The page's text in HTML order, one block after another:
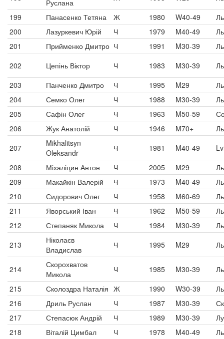
Руслана
199
Панасенко Тетяна Ж 1980 W40-49
200
Лазуркевич Юрій Ч 1979 M40-49
201
Прийменко Дмитро Ч 1991 M30-39
202
Цепінь Віктор Ч 1983 M30-39
203
Панченко Дмитро Ч 1995 M29
204
Семко Олег Ч 1988 M30-39
205
Сафін Олег Ч 1963 M50-59
206
Жук Анатолій Ч 1946 M70+
207
Mikhalitsyn
Oleksandr
Ч 1981 M40-49
208
Міхаліцин Антон Ч 2005 M29
209
Макайкін Валерій Ч 1973 M40-49
210
Сидорович Олег Ч 1958 M60-69
211
Яворський Іван Ч 1962 M50-59
212
Степаняк Микола Ч 1984 M30-39
213
Ніколаєв
Владислав
Ч 1995 M29
214
Скорохватов
Микола
Ч 1985 M30-39
215
Сколоздра Наталія Ж 1990 W30-39
216
Дриль Руслан Ч 1987 M30-39
217
Степасюк Андрій Ч 1989 M30-39
218
Віталій Цимбал Ч 1978 M40-49